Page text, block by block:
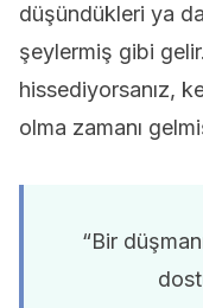
düşündükleri ya
şeylermiş gibi
hissediyorsanız,
olma zamanı
“Bir